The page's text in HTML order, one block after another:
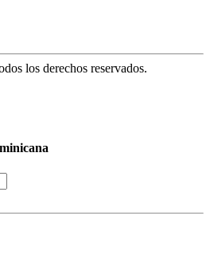
los derechos reservados.